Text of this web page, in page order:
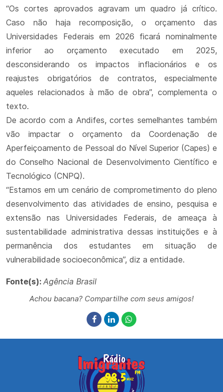
“Os cortes aprovados agravam um quadro já crítico.
Caso não haja recomposição, o orçamento das
Universidades Federais em 2026 ficará nominalmente
inferior ao orçamento executado em 2025,
desconsiderando os impactos inflacionários e os
reajustes obrigatórios de contratos, especialmente
aqueles relacionados à mão de obra”, complementa o
texto.
De acordo com a Andifes, cortes semelhantes também
vão impactar o orçamento da Coordenação de
Aperfeiçoamento de Pessoal do Nível Superior (Capes) e
do Conselho Nacional de Desenvolvimento Científico e
Tecnológico (CNPQ).
“Estamos em um cenário de comprometimento do pleno
desenvolvimento das atividades de ensino, pesquisa e
extensão nas Universidades Federais, de ameaça à
sustentabilidade administrativa dessas instituições e à
permanência dos estudantes em situação de
vulnerabilidade socioeconômica”, diz a entidade.
Fonte(s): Agência Brasil
Achou bacana? Compartilhe com seus amigos!